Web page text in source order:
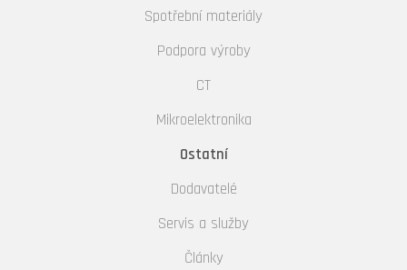
Spotřební materiály
Podpora výroby
CT
Mikroelektronika
Ostatní
Dodavatelé
Servis a služby
Články